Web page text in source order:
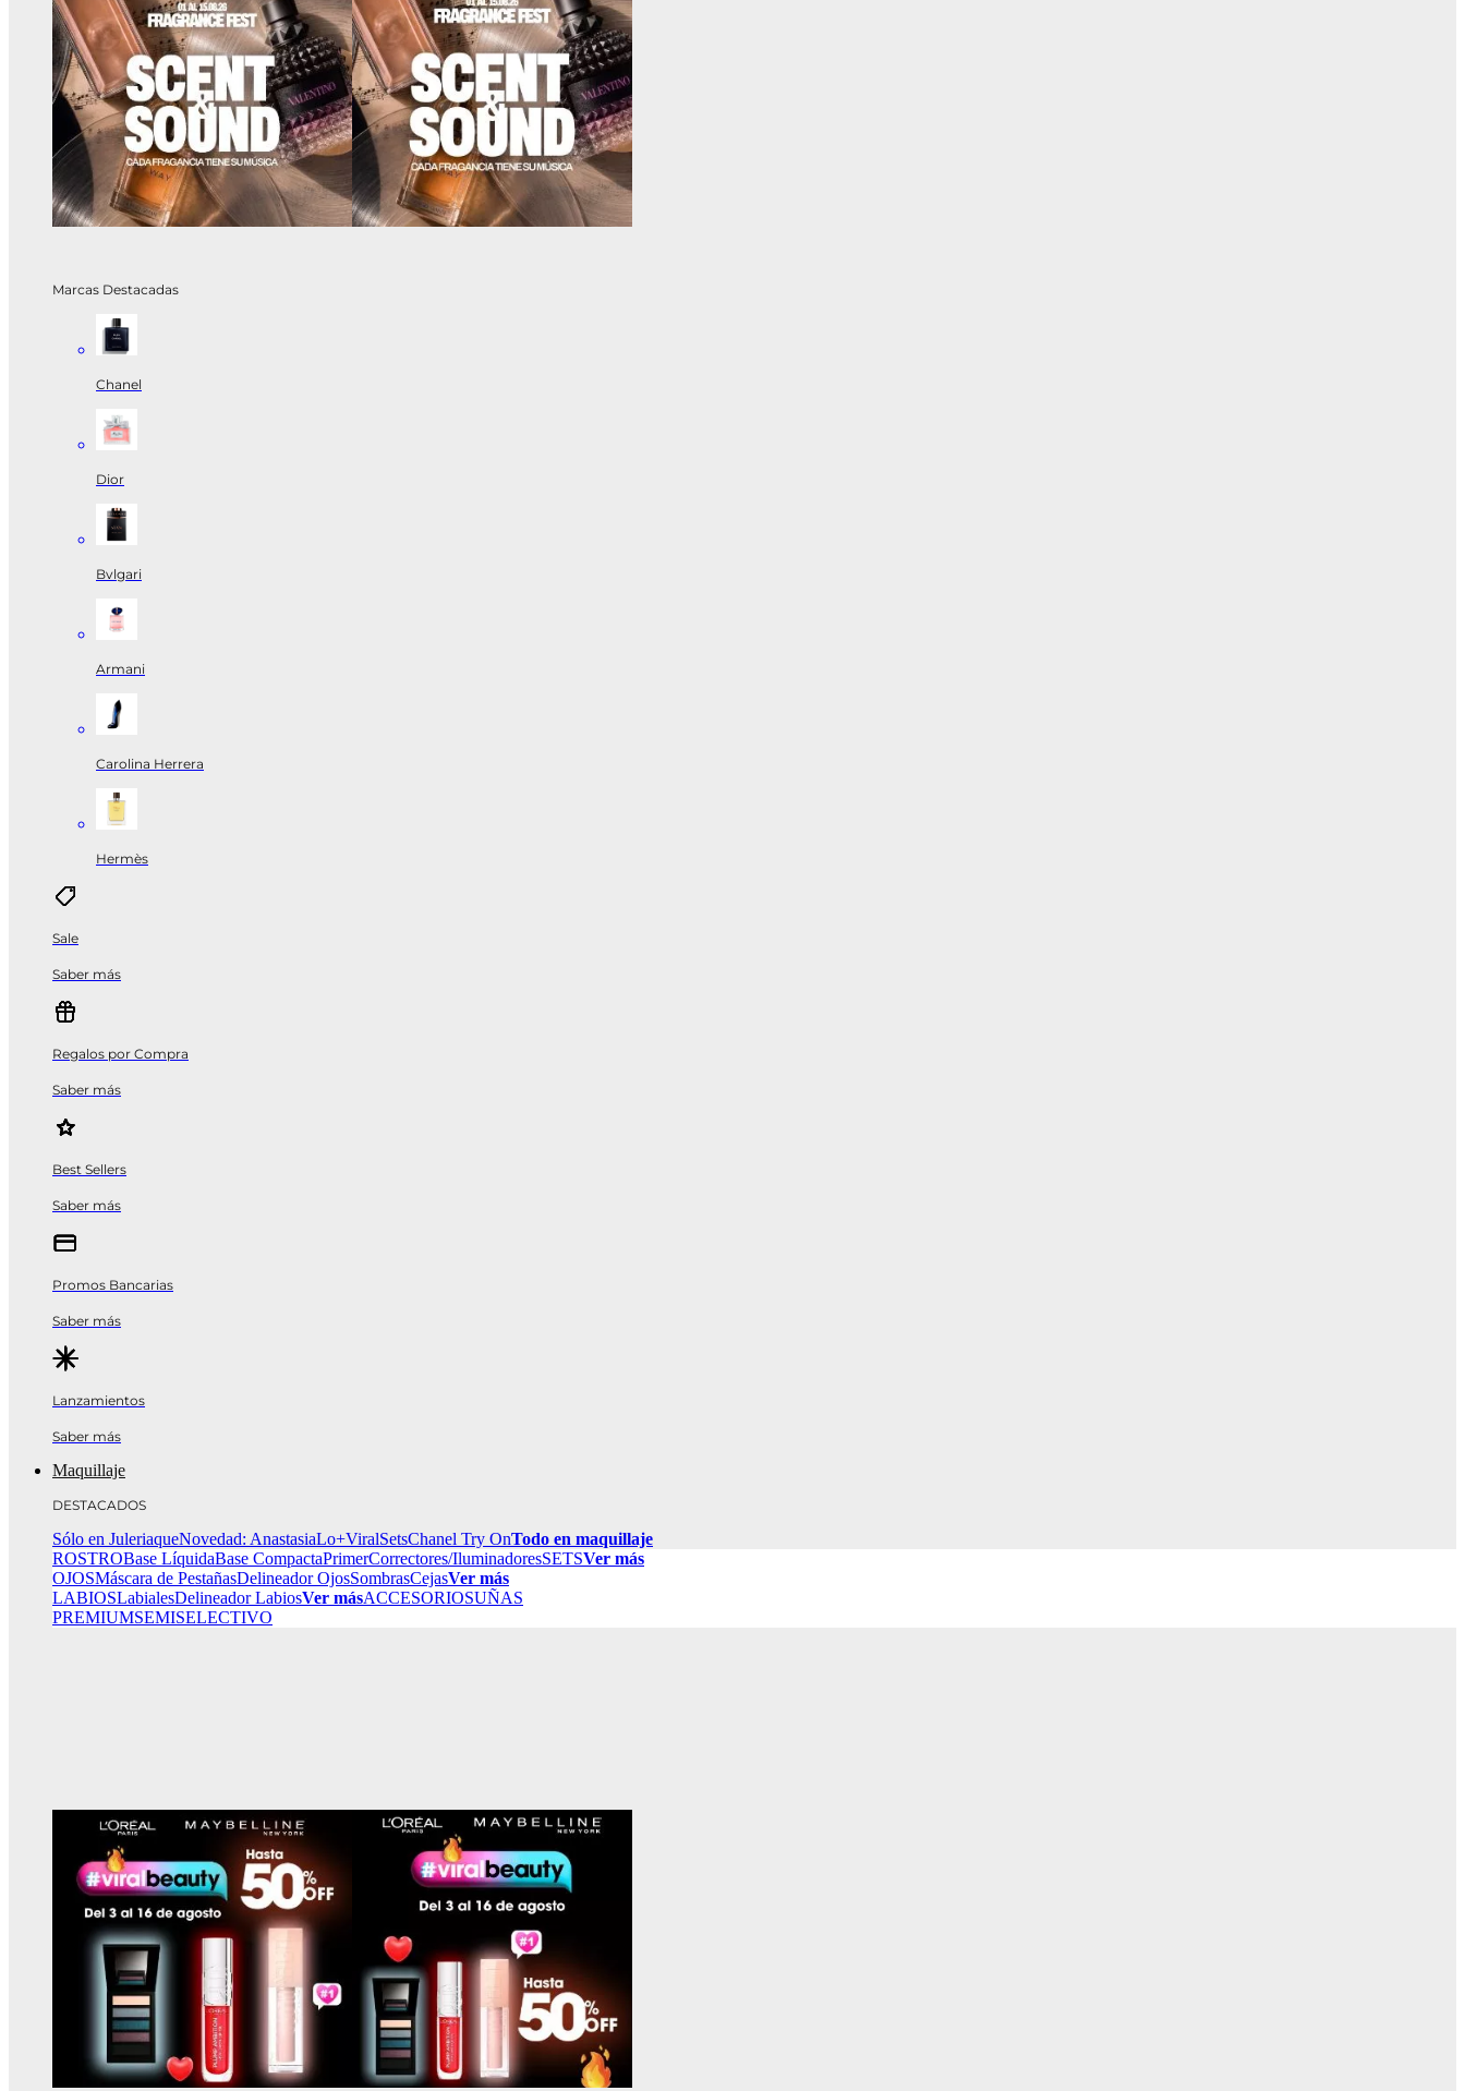
Marcas Destacadas
Chanel
Dior
Bvlgari
Armani
Carolina Herrera
Hermès
Sale
Saber más
Regalos por Compra
Saber más
Best Sellers
Saber más
Promos Bancarias
Saber más
Lanzamientos
Saber más
Maquillaje
DESTACADOS
Sólo en JuleriaqueNovedad: AnastasiaLo+ViralSetsChanel Try OnTodo en maquillaje
ROSTROBase LíquidaBase CompactaPrimerCorrectores/IluminadoresSETSVer más
OJOSMáscara de PestañasDelineador OjosSombrasCejasVer más
LABIOSLabialesDelineador LabiosVer másACCESORIOSUÑAS
PREMIUMSEMISELECTIVO